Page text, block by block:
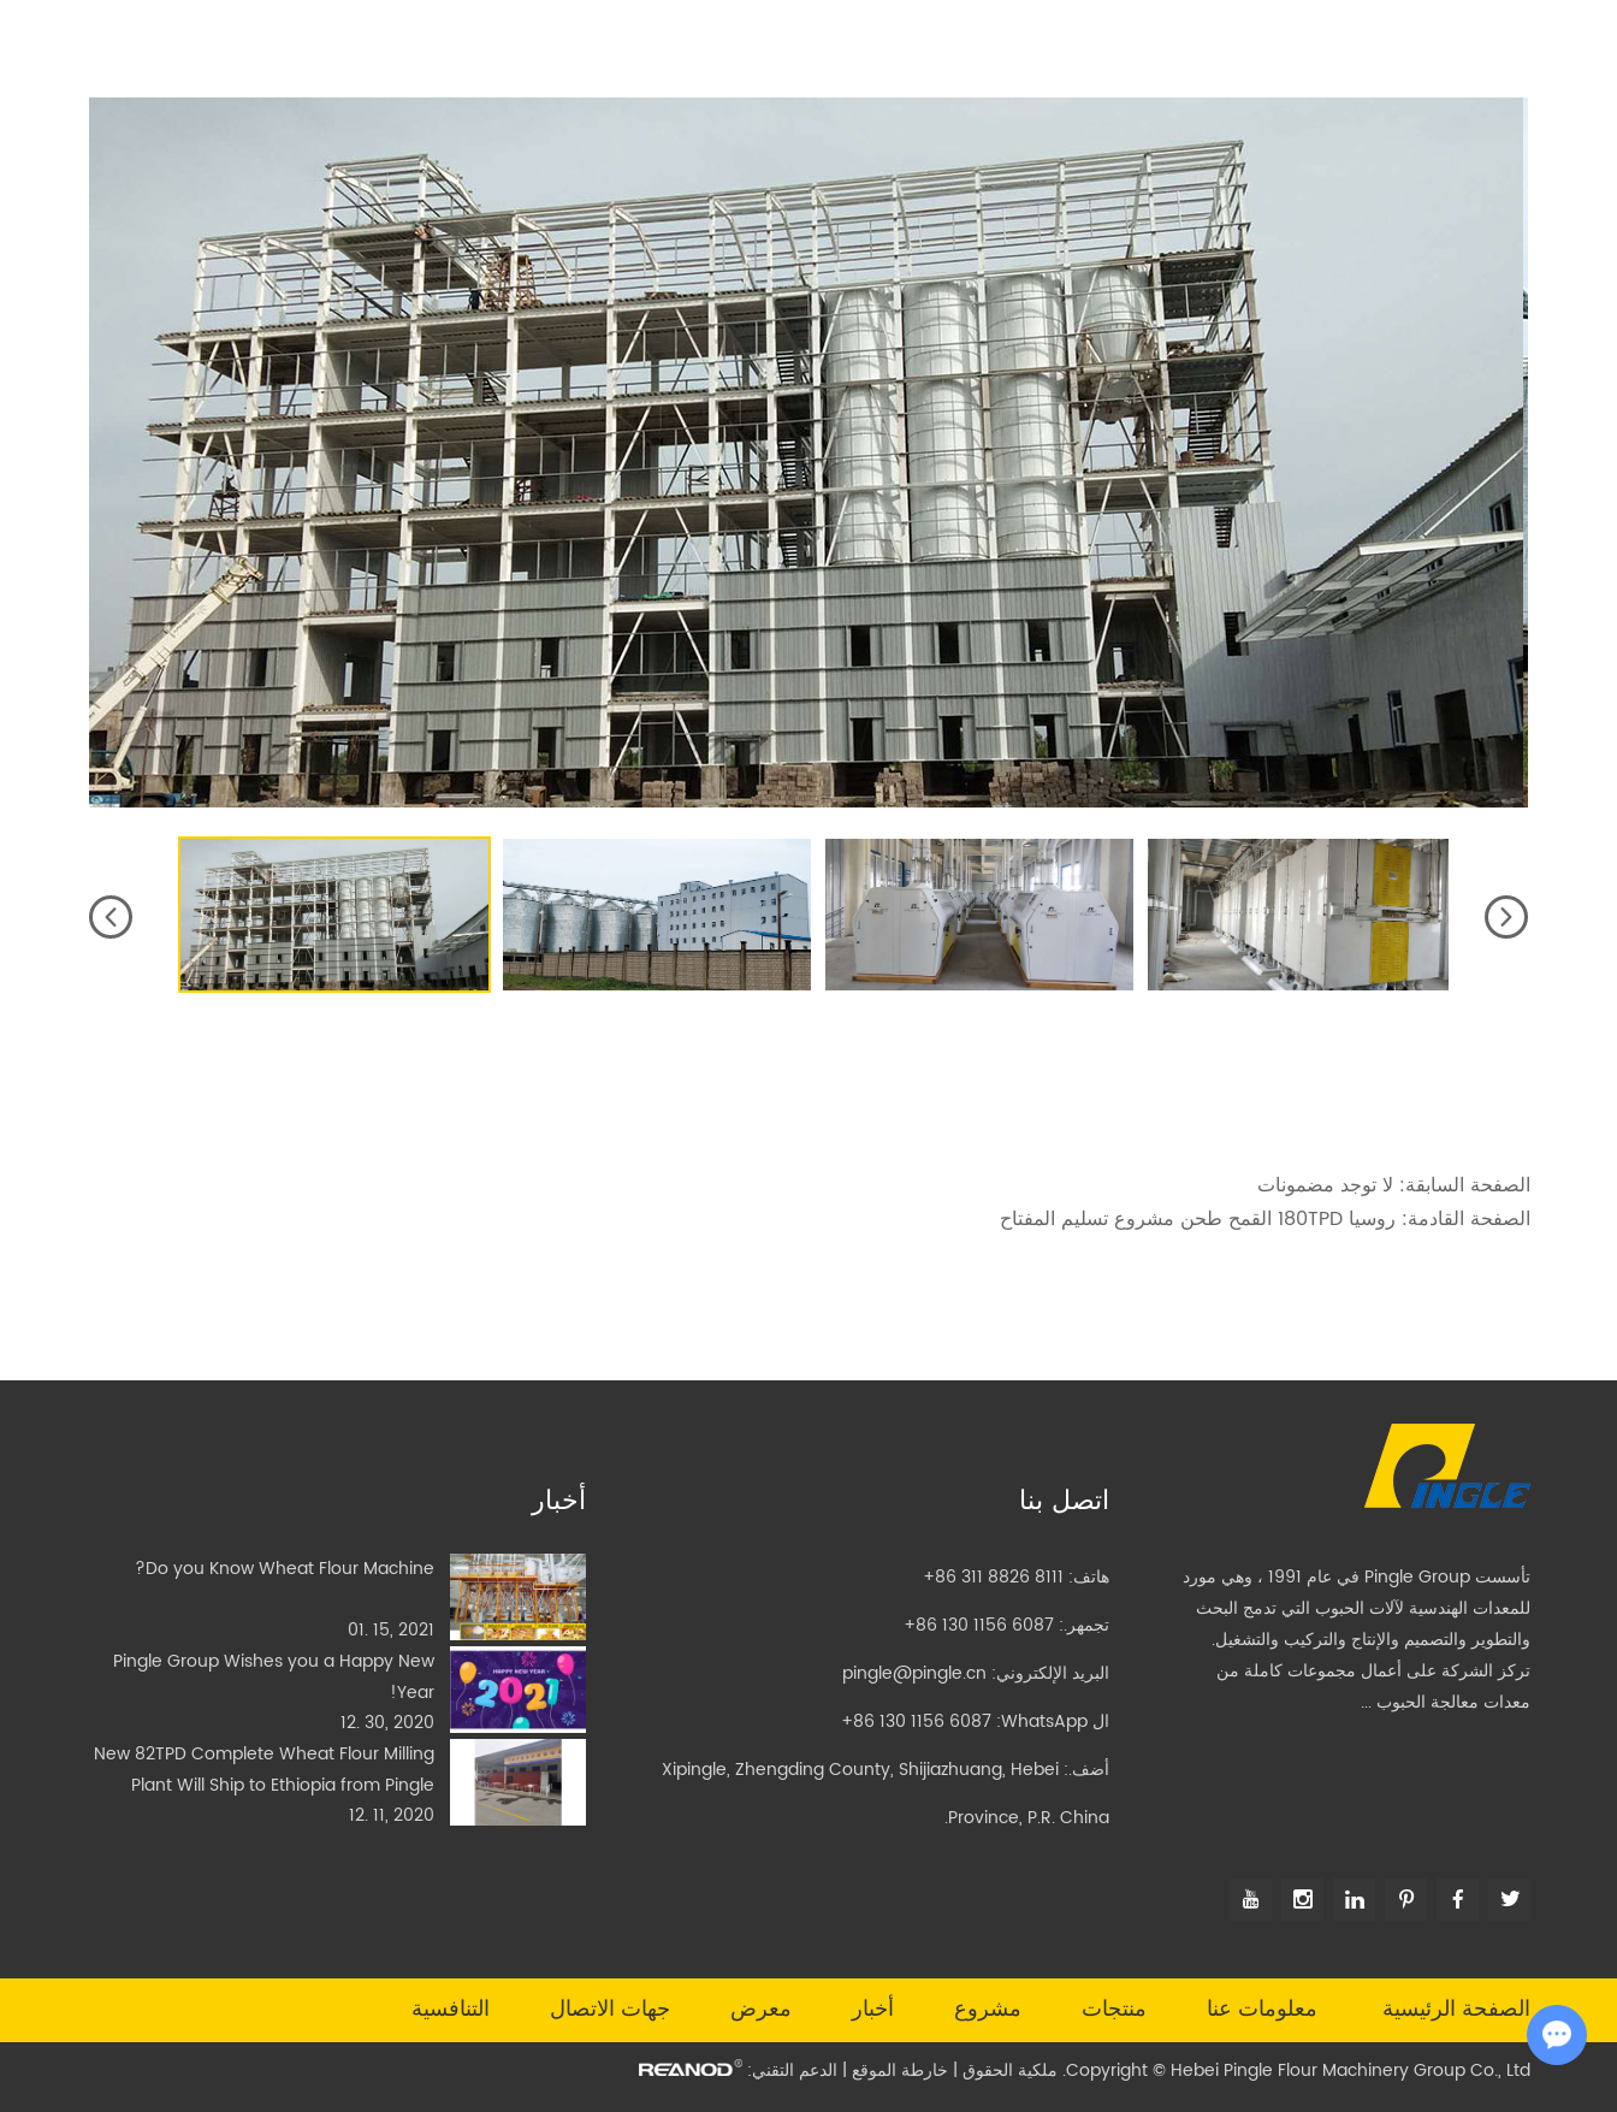
الصفحة السابقة: لا توجد مضمونات
الصفحة القادمة: روسيا 180TPD القمح طحن مشروع تسليم المفتاح
تأسست Pingle Group في عام 1991 ، وهي مورد
للمعدات الهندسية لآلات الحبوب التي تدمج البحث
والتطوير والتصميم والإنتاج والتركيب والتشغيل.
تركز الشركة على أعمال مجموعات كاملة من
معدات معالجة الحبوب ...
اتصل بنا
هاتف: +86 311 8826 8111
تجمهر.: +86 130 1156 6087
البريد الإلكتروني: pingle@pingle.cn
ال WhatsApp:
+86 130 1156 6087
أضف.: Xipingle, Zhengding County, Shijiazhuang, Hebei
Province, P.R. China.
أخبار
Do you Know Wheat Flour Machine?
01. 15, 2021
Pingle Group Wishes you a Happy New
Year!
12. 30, 2020
New 82TPD Complete Wheat Flour Milling
Plant Will Ship to Ethiopia from Pingle
Today
12. 11, 2020
الصفحة الرئيسية معلومات عنا منتجات مشروع أخبار معرض جهات الاتصال التنافسية
Copyright © Hebei Pingle Flour Machinery Group Co., Ltd. ملكية الحقوق | خارطة الموقع | الدعم التقني:
Chat with Us